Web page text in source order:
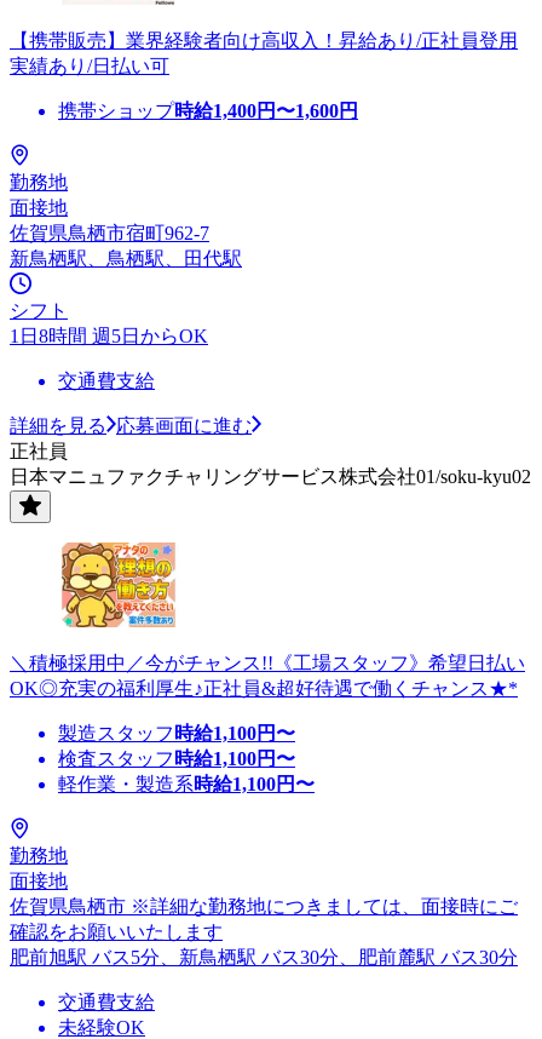
【携帯販売】業界経験者向け高収入！昇給あり/正社員登用
実績あり/日払い可
携帯ショップ時給1,400円〜1,600円
勤務地
面接地
佐賀県鳥栖市宿町962-7
新鳥栖駅、鳥栖駅、田代駅
シフト
1日8時間 週5日からOK
交通費支給
詳細を見る
応募画面に進む
正社員
日本マニュファクチャリングサービス株式会社01/soku-kyu02
＼積極採用中／今がチャンス!!《工場スタッフ》希望日払い
OK◎充実の福利厚生♪正社員&超好待遇で働くチャンス★*
製造スタッフ 時給1,100円〜
検査スタッフ 時給1,100円〜
軽作業・製造系時給1,100円〜
勤務地
面接地
佐賀県鳥栖市 ※詳細な勤務地につきましては、面接時にご
確認をお願いいたします
肥前旭駅 バス5分、新鳥栖駅 バス30分、肥前麓駅 バス30分
交通費支給
未経験OK